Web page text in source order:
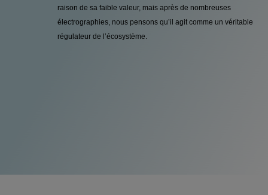
raison de sa faible valeur, mais après de nombreuses
électrographies, nous pensons qu’il agit comme un véri­table
régulateur de l’écosystème.